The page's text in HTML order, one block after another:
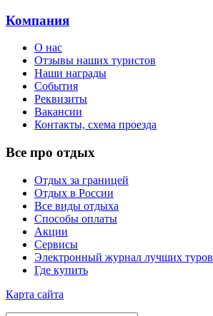
Компания
О нас
Отзывы наших туристов
Наши награды
События
Реквизиты
Вакансии
Контакты, схема проезда
Все про отдых
Отдых за границей
Отдых в России
Все виды отдыха
Способы оплаты
Акции
Сервисы
Электронный журнал лучших туров
Где купить
Карта сайта